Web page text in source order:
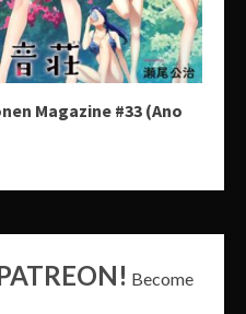
Magazine #33 (Ano
Become